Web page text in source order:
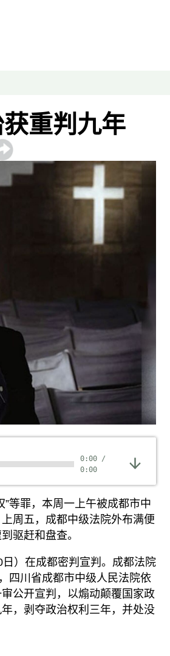
重判九年
0:00 /
0:00
等罪，本周一上午被成都市中
周五，成都中级法院外布满便
驱赶和盘查。
）在成都密判宣判。成都法院
四川省成都市中级人民法院依
公开宣判，以煽动颠覆国家政
，剥夺政治权利三年，并处没